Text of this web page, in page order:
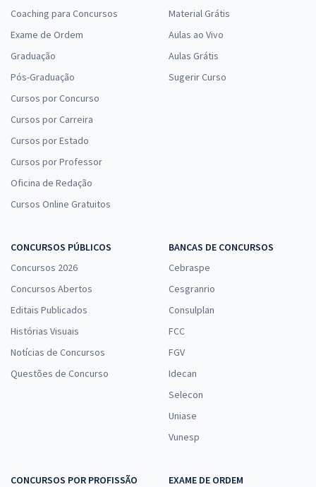
Coaching para Concursos
Exame de Ordem
Graduação
Pós-Graduação
Cursos por Concurso
Cursos por Carreira
Cursos por Estado
Cursos por Professor
Oficina de Redação
Cursos Online Gratuitos
Material Grátis
Aulas ao Vivo
Aulas Grátis
Sugerir Curso
CONCURSOS PÚBLICOS
Concursos 2026
Concursos Abertos
Editais Publicados
Histórias Visuais
Notícias de Concursos
Questões de Concurso
BANCAS DE CONCURSOS
Cebraspe
Cesgranrio
Consulplan
FCC
FGV
Idecan
Selecon
Uniase
Vunesp
CONCURSOS POR PROFISSÃO
EXAME DE ORDEM